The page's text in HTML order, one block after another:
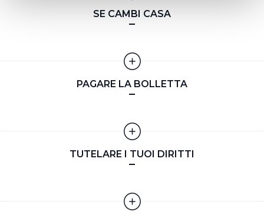
attivamente alla ricerca di caratteristiche specifiche
e imposta le tue preferenze nella
modificare o ritirare il tuo consenso in qualsiasi momento
dalla Dichiarazione sui cookie.
fruibile il sito web abilitandone funzionalità di base quali
la navigazione sulle pagine e l'accesso alle aree
protette. In linea con le preferenze manifestate
dall’Utente e con i consensi dallo stesso prestati, i
traffico sul nostro sito web, per personalizzare
contenuti ed annunci e per fornire funzionalità dei social
SE CAMBI CASA
PAGARE LA BOLLETTA
TUTELARE I TUOI DIRITTI